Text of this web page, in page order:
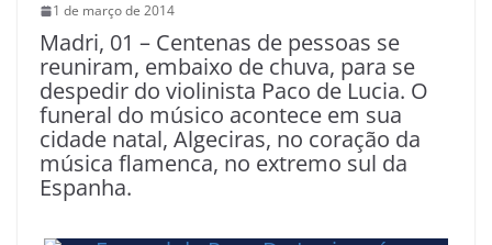
1 de março de 2014
Madri, 01 – Centenas de pessoas se
reuniram, embaixo de chuva, para se
despedir do violinista Paco de Lucia. O
funeral do músico acontece em sua
cidade natal, Algeciras, no coração da
música flamenca, no extremo sul da
Espanha.